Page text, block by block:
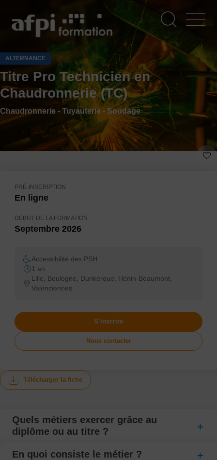
contenu
ALTERNANCE
Titre Pro Technicien en
Chaudronnerie (TC)
Chaudronnerie - Tuyauterie - Soudage
Télécharger la fiche
Quels métiers exercer grâce au
diplôme ou au titre ?
En quoi consiste le métier ?
PRÉ-INSCRIPTION
En ligne
DÉBUT DE LA FORMATION
Septembre 2026
Accessibilité des PSH
1 an
Lille, Boulogne, Dunkerque, Hénin-Beaumont,
Valenciennes
S’inscrire
Nous contacter